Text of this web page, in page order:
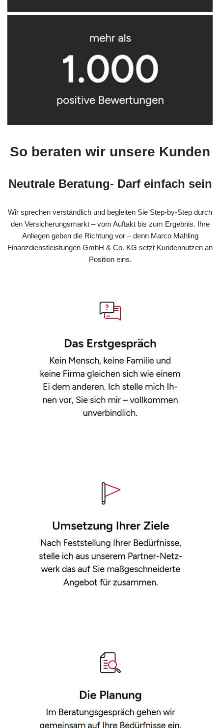
So beraten wir unsere Kunden
Neutrale Beratung- Darf einfach sein
Wir sprechen verständlich und begleiten Sie Step-by-Step durch
den Versicherungsmarkt – vom Auftakt bis zum Ergebnis. Ihre
Anliegen geben die Richtung vor – denn Marco Mahling
Finanzdienstleistungen GmbH & Co. KG setzt Kundennutzen an
Position eins.